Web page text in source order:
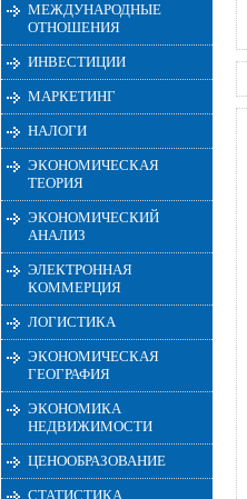
МЕЖДУНАРОДНЫЕ
ОТНОШЕНИЯ
ИНВЕСТИЦИИ
МАРКЕТИНГ
НАЛОГИ
ЭКОНОМИЧЕСКАЯ
ТЕОРИЯ
ЭКОНОМИЧЕСКИЙ
АНАЛИЗ
ЭЛЕКТРОННАЯ
КОММЕРЦИЯ
ЛОГИСТИКА
ЭКОНОМИЧЕСКАЯ
ГЕОГРАФИЯ
ЭКОНОМИКА
НЕДВИЖИМОСТИ
ЦЕНООБРАЗОВАНИЕ
СТАТИСТИКА